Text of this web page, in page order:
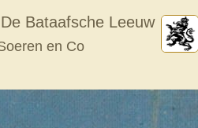
Bataafsche Leeuw
en Co